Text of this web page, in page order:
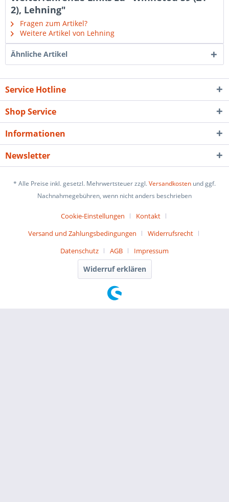
2), Lehning"
Fragen zum Artikel?
Weitere Artikel von Lehning
Ähnliche Artikel
Service Hotline
Shop Service
Informationen
Newsletter
* Alle Preise inkl. gesetzl. Mehrwertsteuer zzgl.Versandkosten und ggf.
Nachnahmegebühren, wenn nicht anders beschrieben
Cookie-Einstellungen
Kontakt
Versand und Zahlungsbedingungen
Widerrufsrecht
Datenschutz
AGB Impressum
Widerruf erklären